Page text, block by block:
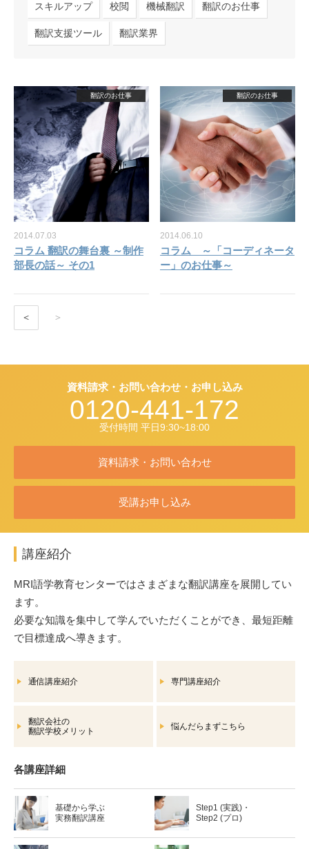
スキルアップ 校閲 機械翻訳 翻訳のお仕事
翻訳支援ツール 翻訳業界
翻訳のお仕事
2014.07.03
コラム 翻訳の舞台裏 ～制作
部長の話～ その1
翻訳のお仕事
2014.06.10
コラム ～「コーディネータ
ー」のお仕事～
＜ ＞
資料請求・お問い合わせ・お申し込み
0120-441-172
受付時間 平日9:30~18:00
資料請求・お問い合わせ
受講お申し込み
講座紹介
MRI語学教育センターではさまざまな翻訳講座を展開してい
ます。
必要な知識を集中して学んでいただくことができ、最短距離
で目標達成へ導きます。
通信講座紹介 専門講座紹介
翻訳会社の
翻訳学校メリット
悩んだらまずこちら
各講座詳細
基礎から学ぶ
実務翻訳講座
Step1 (実践)・
Step2 (プロ)